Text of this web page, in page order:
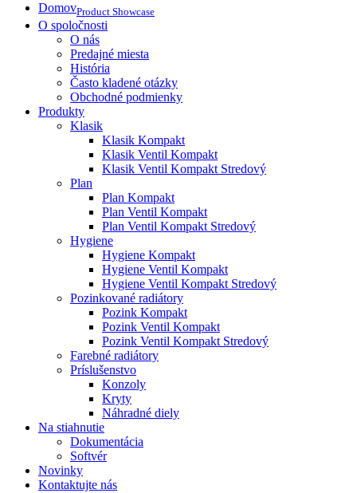
DomovProduct Showcase
O spoločnosti
O nás
Predajné miesta
História
Často kladené otázky
Obchodné podmienky
Produkty
Klasik
Klasik Kompakt
Klasik Ventil Kompakt
Klasik Ventil Kompakt Stredový
Plan
Plan Kompakt
Plan Ventil Kompakt
Plan Ventil Kompakt Stredový
Hygiene
Hygiene Kompakt
Hygiene Ventil Kompakt
Hygiene Ventil Kompakt Stredový
Pozinkované radiátory
Pozink Kompakt
Pozink Ventil Kompakt
Pozink Ventil Kompakt Stredový
Farebné radiátory
Príslušenstvo
Konzoly
Kryty
Náhradné diely
Na stiahnutie
Dokumentácia
Softvér
Novinky
Kontaktujte nás